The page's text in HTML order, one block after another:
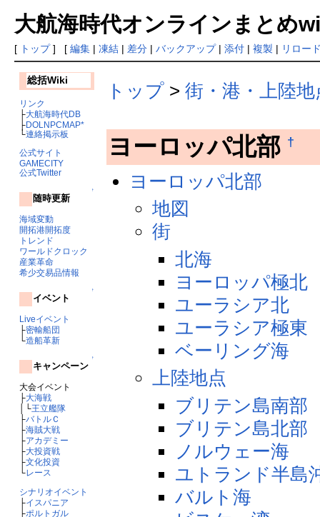
大航海時代オンラインまとめ
[ トップ] [ 編集| 凍結| 差分| バックアップ| 添付| 複製 | リロー
総括Wiki
リンク
├大航海時代DB
├DOLNPCMAP*
└連絡掲示板
公式サイト
GAMECITY
公式Twitter
↑
随時更新
海域変動
開拓港開拓度
トレンド
ワールドクロック
産業革命
希少交易品情報
↑
イベント
Liveイベント
├密輸船団
└造船革新
↑
キャンペーン
大会イベント
├大海戦
│└王立艦隊
├バトルＣ
├海賊大戦
├アカデミー
├大投資戦
├文化投資
└レース
シナリオイベント
├イスパニア
├ポルトガル
トップ >街・港・上陸地
ヨーロッパ北部 †
ヨーロッパ北部
地図
街
北海
ヨーロッパ極北
ユーラシア北
ユーラシア極東
ベーリング海
上陸地点
ブリテン島南部
ブリテン島北部
ノルウェー海
ユトランド半島
バルト海